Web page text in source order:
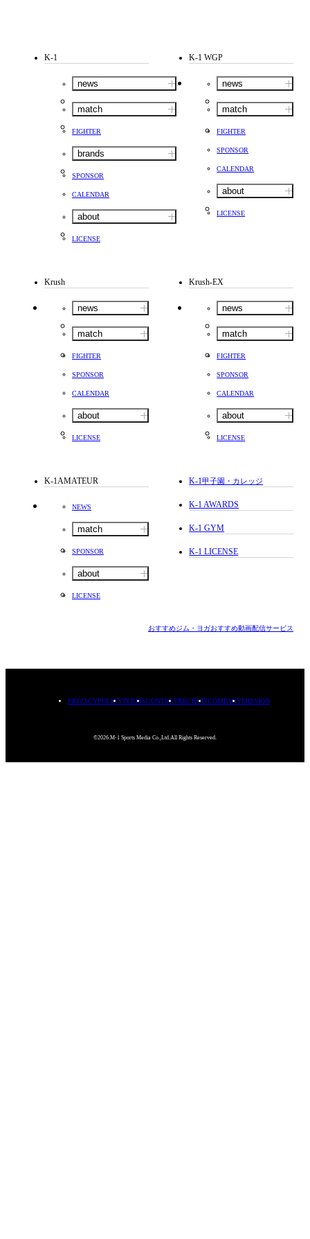
K-1
news
match
FIGHTER
brands
SPONSOR
CALENDAR
about
LICENSE
K-1 WGP
news
match
FIGHTER
SPONSOR
CALENDAR
about
LICENSE
Krush
news
match
FIGHTER
SPONSOR
CALENDAR
about
LICENSE
Krush-EX
news
match
FIGHTER
SPONSOR
CALENDAR
about
LICENSE
K-1AMATEUR
NEWS
match
SPONSOR
about
LICENSE
K-1甲子園・カレッジ
K-1 AWARDS
K-1 GYM
K-1 LICENSE
おすすめジム・ヨガおすすめ動画配信サービス
PRIVACYPOLICYTERMSCONTACTRECRUITCOMPANYMISSION
©2026.M-1 Sports Media Co.,Ltd.All Rights Reserved.